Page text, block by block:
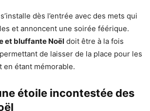
dès l’entrée avec des mets qui
et annoncent une soirée féérique.
et bluffante Noël doit être à la fois
de laisser de la place pour les
en étant mémorable.
étoile incontestée des